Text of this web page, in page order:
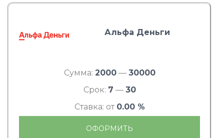
Альфа Деньги
Сумма: 2000— 30000
Срок: 7 — 30
Ставка: от 0.00 %
ОФОРМИТЬ